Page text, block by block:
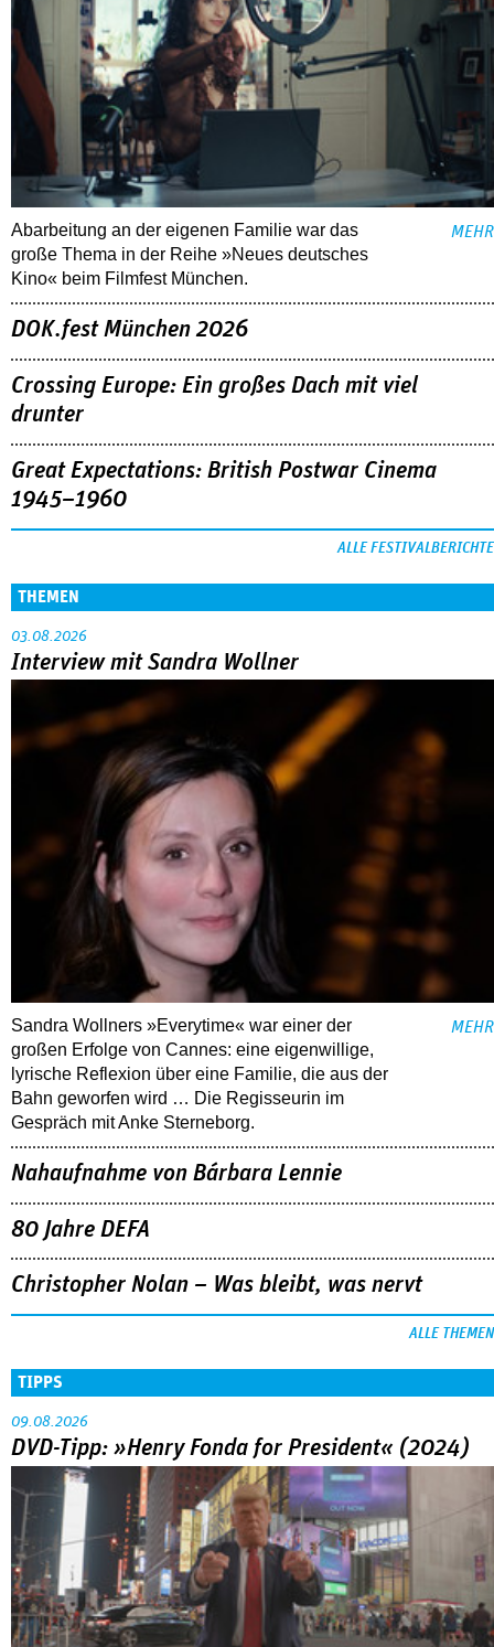
Abarbeitung an der eigenen Familie war das
große Thema in der Reihe »Neues deutsches
Kino« beim Filmfest München.
MEHR
DOK.fest München 2026
Crossing Europe: Ein großes Dach mit viel
drunter
Great Expectations: British Postwar Cinema
1945–1960
ALLE FESTIVALBERICHTE
THEMEN
03.08.2026
Interview mit Sandra Wollner
Sandra Wollners »Everytime« war einer der
großen Erfolge von Cannes: eine eigenwillige,
lyrische Reflexion über eine ­Familie, die aus der
Bahn geworfen wird … Die Regisseurin im
Gespräch mit Anke Sterneborg.
MEHR
Nahaufnahme von Bárbara Lennie
80 Jahre DEFA
Christopher Nolan – Was bleibt, was nervt
ALLE THEMEN
TIPPS
09.08.2026
DVD-Tipp: »Henry Fonda for President« (2024)